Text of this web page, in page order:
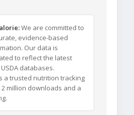
We are committed to
evidence-based
Our data is
to reflect the latest
databases.
a trusted nutrition tracking
million downloads and a